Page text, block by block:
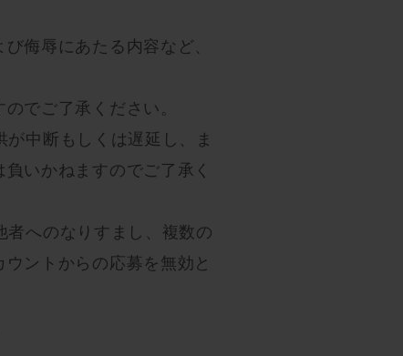
侮辱にあたる内容など、
でご了承ください。
中断もしくは遅延し、ま
いかねますのでご了承く
へのなりすまし、複数の
ントからの応募を無効と